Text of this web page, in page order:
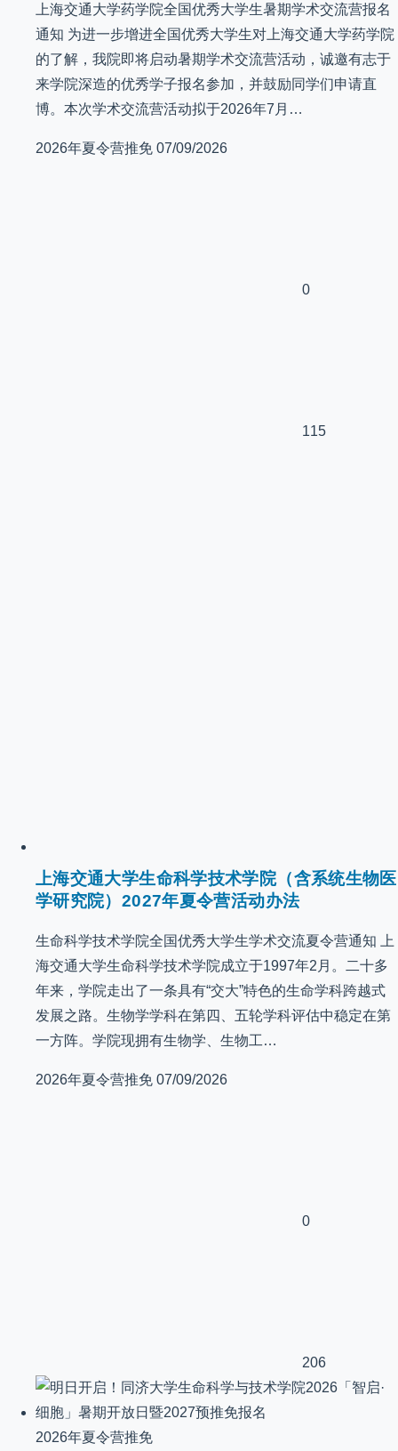
上海交通大学药学院全国优秀大学生暑期学术交流营报名
通知 为进一步增进全国优秀大学生对上海交通大学药学院
的了解，我院即将启动暑期学术交流营活动，诚邀有志于
来学院深造的优秀学子报名参加，并鼓励同学们申请直
博。本次学术交流营活动拟于2026年7月…
2026年夏令营推免 07/09/2026
0
115
上海交通大学生命科学技术学院（含系统生物医
学研究院）2027年夏令营活动办法
生命科学技术学院全国优秀大学生学术交流夏令营通知 上
海交通大学生命科学技术学院成立于1997年2月。二十多
年来，学院走出了一条具有“交大”特色的生命学科跨越式
发展之路。生物学学科在第四、五轮学科评估中稳定在第
一方阵。学院现拥有生物学、生物工…
2026年夏令营推免 07/09/2026
0
206
2026年夏令营推免